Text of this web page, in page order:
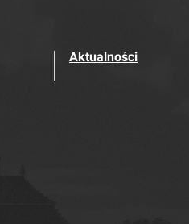
Aktualności